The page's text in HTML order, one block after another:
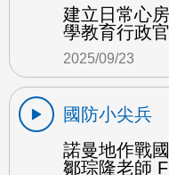
建立日常心
學教育行政
2025/09/23
國防小尖兵
諾曼地作戰
鄒琮隆老師